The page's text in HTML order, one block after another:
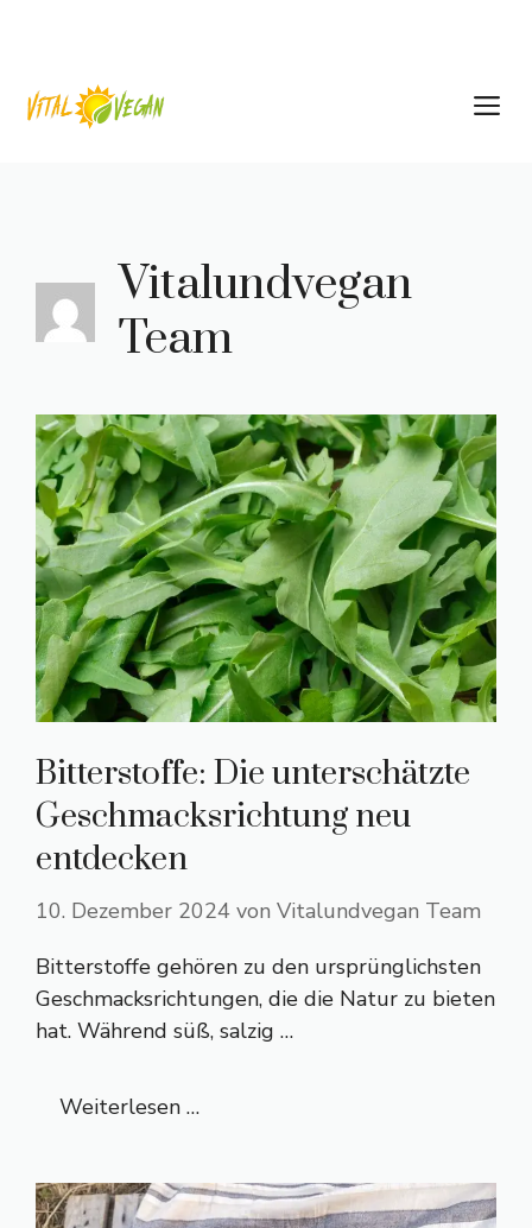
Vitalundvegan
Team
Bitterstoffe: Die unterschätzte
Geschmacksrichtung neu
entdecken
10. Dezember 2024 von Vitalundvegan Team
Bitterstoffe gehören zu den ursprünglichsten
Geschmacksrichtungen, die die Natur zu bieten
hat. Während süß, salzig …
Weiterlesen …